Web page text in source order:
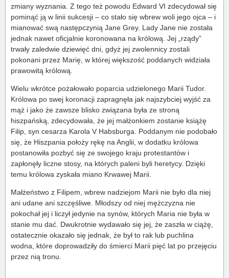
zmiany wyznania. Z tego też powodu Edward VI zdecydował się
pominąć ją w linii sukcesji – co stało się wbrew woli jego ojca – i
mianować swą następczynią Jane Grey. Lady Jane nie została
jednak nawet oficjalnie koronowana na królową. Jej „rządy”
trwały zaledwie dziewięć dni, gdyż jej zwolennicy zostali
pokonani przez Marię, w której większość poddanych widziała
prawowitą królową.
Wielu wkrótce pożałowało poparcia udzielonego Marii Tudor.
Królowa po swej koronacji zapragnęła jak najszybciej wyjść za
mąż i jako że zawsze blisko związana była ze stroną
hiszpańską, zdecydowała, że jej małżonkiem zostanie książę
Filip, syn cesarza Karola V Habsburga. Poddanym nie podobało
się, że Hiszpania położy rękę na Anglii, w dodatku królowa
postanowiła pozbyć się ze swojego kraju protestantów i
zapłonęły liczne stosy, na których paleni byli heretycy. Dzięki
temu królowa zyskała miano Krwawej Marii.
Małżeństwo z Filipem, wbrew nadziejom Marii nie było dla niej
ani udane ani szczęśliwe. Młodszy od niej mężczyzna nie
pokochał jej i liczył jedynie na synów, których Maria nie była w
stanie mu dać. Dwukrotnie wydawało się jej, że zaszła w ciążę,
ostatecznie okazało się jednak, że był to rak lub puchlina
wodna, które doprowadziły do śmierci Marii pięć lat po przejęciu
przez nią tronu.